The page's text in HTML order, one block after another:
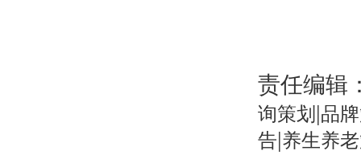
责任编辑
询策划 |品
告|养生养